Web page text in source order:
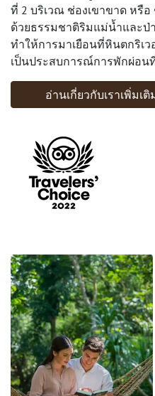
ที่ 2 บริเวณ ช่องเขาขาด หรื
ด้วยธรรมชาติริมแม่น้ำและ
ทำให้การมาเยือนที่หินตกริเ
เป็นประสบการณ์การพักผ่อน
อ่านเกี่ยวกับเราเพิ่มเติ